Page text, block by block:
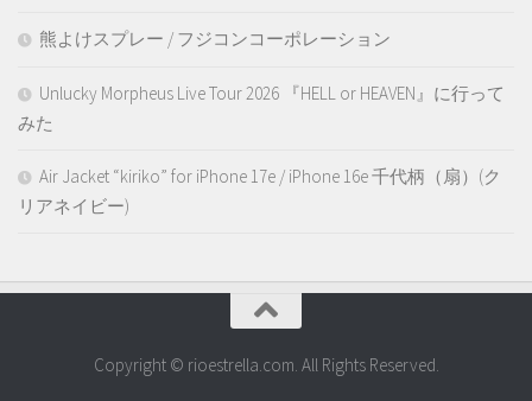
熊よけスプレー / フジコンコーポレーション
Unlucky Morpheus Live Tour 2026 『HELL or HEAVEN』に行って
みた
Air Jacket “kiriko” for iPhone 17e / iPhone 16e 千代柄（扇）(ク
リアネイビー)
Copyright © rioestrella.com. All Rights Reserved.